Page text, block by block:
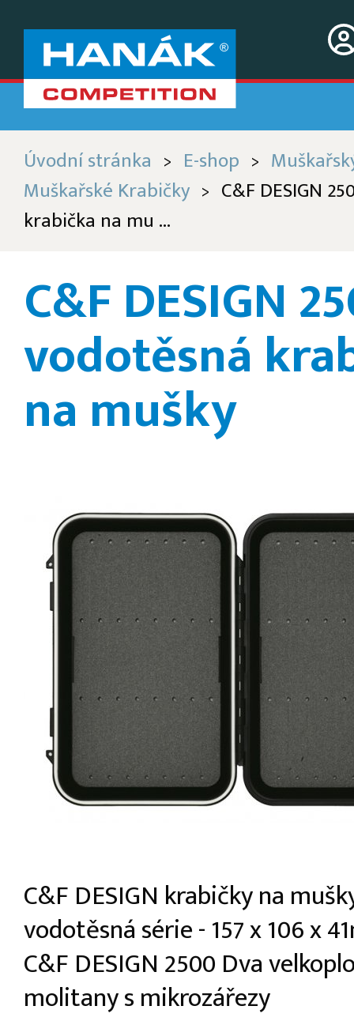
Úvodní stránka > E-shop >
Muškařské Krabičky > C&F DESIGN
krabička na mu ...
C&F DESIGN
vodotěsná
na mušky
C&F DESIGN krabičky na
vodotěsná série - 157 x 106 x
C&F DESIGN 2500 Dva
molitany s mikrozářezy